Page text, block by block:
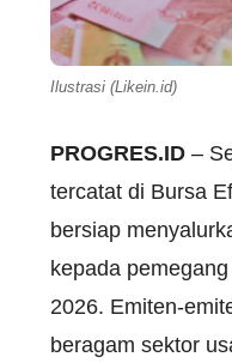
Ilustrasi (Likein.id)
PROGRES.ID –
tercatat di Bursa
bersiap
kepada pemegang
2026. Emiten-
beragam sektor